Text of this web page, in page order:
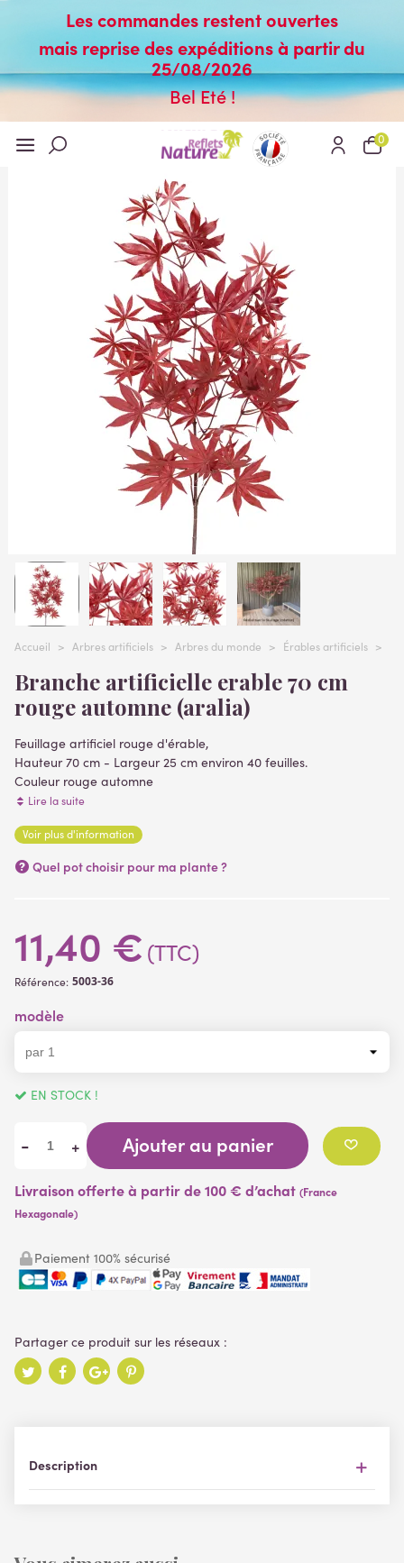
Les commandes restent ouvertes
mais reprise des expéditions à partir du
25/08/2026
Bel Eté !
0
Accueil > Arbres artificiels > Arbres du monde > Érables artificiels >
Branche artificielle erable 70 cm
rouge automne (aralia)
Feuillage artificiel rouge d'érable,
Hauteur 70 cm - Largeur 25 cm environ 40 feuilles.
Couleur rouge automne
Matière tergal
Lire la suite
Voir plus d'information
Quel pot choisir pour ma plante ?
11,40 € (TTC)
Référence: 5003-36
modèle
EN STOCK !
- + Ajouter au panier
Livraison offerte à partir de 100 € d’achat (France
Hexagonale)
Paiement 100% sécurisé
Description